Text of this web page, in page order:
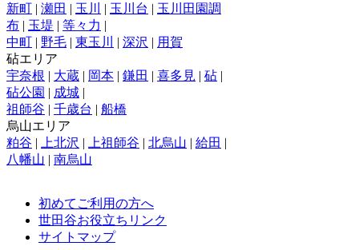
新町 | 瀬田 | 玉川 | 玉川台 | 玉川田園調
布 | 玉堤 | 等々力 |
中町 | 野毛 | 東玉川 | 深沢 | 用賀
砧エリア
宇奈根 | 大蔵 | 岡本 | 鎌田 | 喜多見 | 砧 |
砧公園 | 成城 |
祖師谷 | 千歳台 | 船橋
烏山エリア
粕谷 | 上北沢 | 上祖師谷 | 北烏山 | 給田 |
八幡山 | 南烏山
初めてご利用の方へ
世田谷お役立ちリンク
サイトマップ